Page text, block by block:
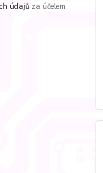
údajů za účelem